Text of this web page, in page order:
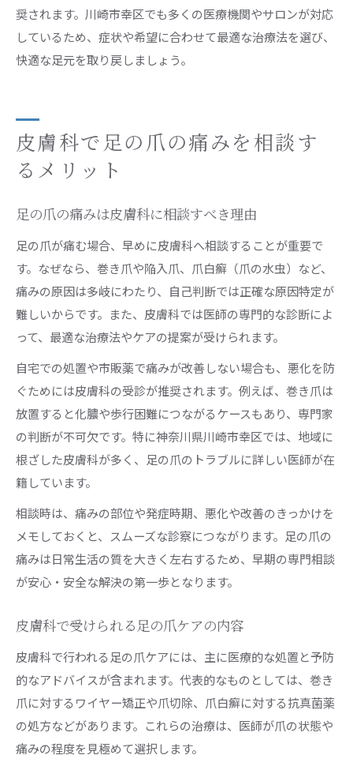
奨されます。川崎市幸区でも多くの医療機関やサロンが対応
しているため、症状や希望に合わせて最適な治療法を選び、
快適な足元を取り戻しましょう。
皮膚科で足の爪の痛みを相談す
るメリット
足の爪の痛みは皮膚科に相談すべき理由
足の爪が痛む場合、早めに皮膚科へ相談することが重要で
す。なぜなら、巻き爪や陥入爪、爪白癬（爪の水虫）など、
痛みの原因は多岐にわたり、自己判断では正確な原因特定が
難しいからです。また、皮膚科では医師の専門的な診断によ
って、最適な治療法やケアの提案が受けられます。
自宅での処置や市販薬で痛みが改善しない場合も、悪化を防
ぐためには皮膚科の受診が推奨されます。例えば、巻き爪は
放置すると化膿や歩行困難につながるケースもあり、専門家
の判断が不可欠です。特に神奈川県川崎市幸区では、地域に
根ざした皮膚科が多く、足の爪のトラブルに詳しい医師が在
籍しています。
相談時は、痛みの部位や発症時期、悪化や改善のきっかけを
メモしておくと、スムーズな診察につながります。足の爪の
痛みは日常生活の質を大きく左右するため、早期の専門相談
が安心・安全な解決の第一歩となります。
皮膚科で受けられる足の爪ケアの内容
皮膚科で行われる足の爪ケアには、主に医療的な処置と予防
的なアドバイスが含まれます。代表的なものとしては、巻き
爪に対するワイヤー矯正や爪切除、爪白癬に対する抗真菌薬
の処方などがあります。これらの治療は、医師が爪の状態や
痛みの程度を見極めて選択します。